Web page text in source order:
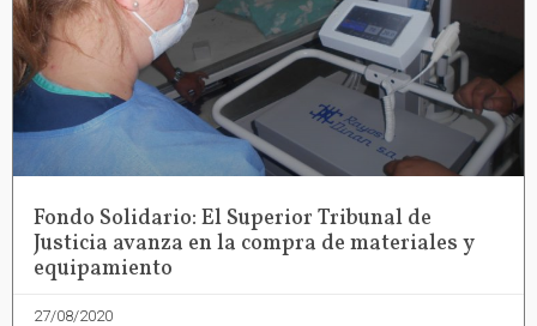
Fondo Solidario: El Superior Tribunal de
Justicia avanza en la compra de materiales y
equipamiento
27/08/2020